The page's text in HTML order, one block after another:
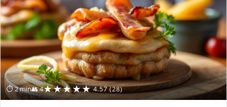
⏱ 2 min👥 4★★★★★ 4.57 (28)